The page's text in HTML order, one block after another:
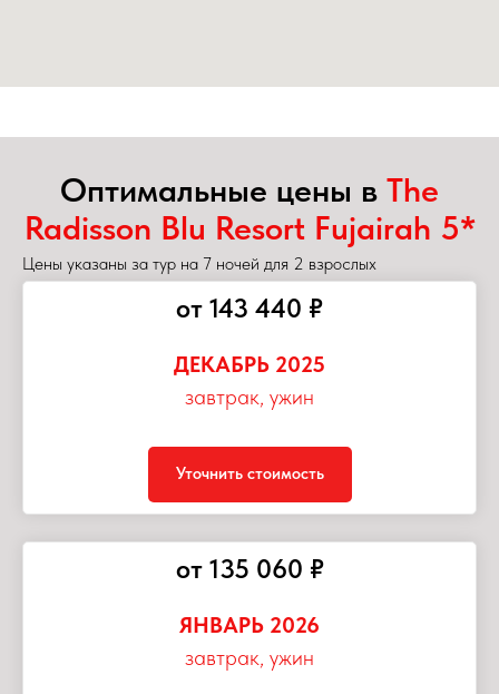
Оптимальные цены в The
Radisson Blu Resort Fujairah 5*
Цены указаны за тур на 7 ночей для 2 взрослых
от 143 440 ₽
ДЕКАБРЬ 2025
завтрак, ужин
Уточнить стоимость
от 135 060 ₽
ЯНВАРЬ 2026
завтрак, ужин